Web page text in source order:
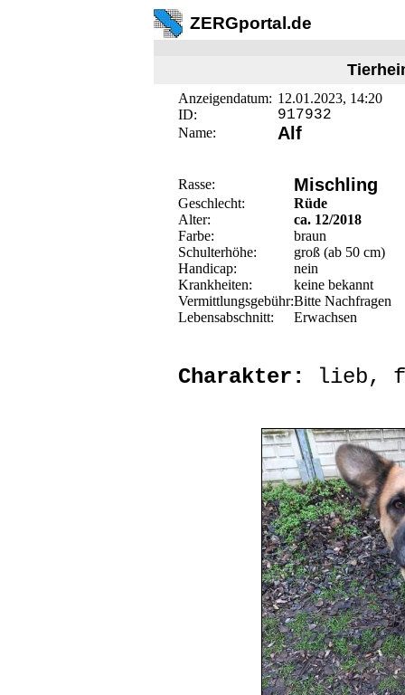
ZERGportal.de
Anzeigendatum: 12.01.2023, 14:20
ID:
917932
Name: Alf
Rasse: Mischling
Geschlecht:
Rüde
Alter:
ca. 12/2018
Farbe:
braun
Schulterhöhe:
groß (ab 50 cm)
Handicap:
nein
Krankheiten:
keine bekannt
Vermittlungsgebühr:Bitte Nachfragen
Lebensabschnitt:
Erwachsen
Charakter: lieb,